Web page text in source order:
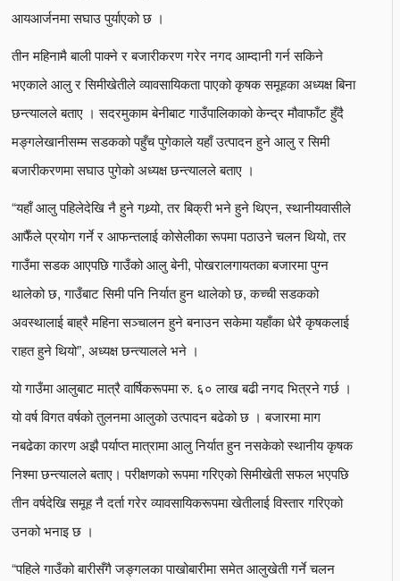
आयआर्जनमा सघाउ पुर्याएको छ ।
तीन महिनामै बाली पाक्ने र बजारीकरण गरेर नगद आम्दानी गर्न सकिने
भएकाले आलु र सिमीखेतीले व्यावसायिकता पाएको कृषक समूहका अध्यक्ष बिना
छन्त्यालले बताए । सदरमुकाम बेनीबाट गाउँपालिकाको केन्द्र मौवाफाँट हुँदै
मङ्गलेखानीसम्म सडकको पहुँच पुगेकाले यहाँ उत्पादन हुने आलु र सिमी
बजारीकरणमा सघाउ पुगेको अध्यक्ष छन्त्यालले बताए ।
“यहाँ आलु पहिलेदेखि नै हुने गथ्र्यो, तर बिक्री भने हुने थिएन, स्थानीयवासीले
आफैँले प्रयोग गर्ने र आफन्तलाई कोसेलीका रूपमा पठाउने चलन थियो, तर
गाउँमा सडक आएपछि गाउँको आलु बेनी, पोखरालगायतका बजारमा पुग्न
थालेको छ, गाउँबाट सिमी पनि निर्यात हुन थालेको छ, कच्ची सडकको
अवस्थालाई बाह्रै महिना सञ्चालन हुने बनाउन सकेमा यहाँका धेरै कृषकलाई
राहत हुने थियो”, अध्यक्ष छन्त्यालले भने ।
यो गाउँमा आलुबाट मात्रै वार्षिकरूपमा रु. ६० लाख बढी नगद भित्रने गर्छ ।
यो वर्ष विगत वर्षको तुलनमा आलुको उत्पादन बढेको छ । बजारमा माग
नबढेका कारण अझै पर्याप्त मात्रामा आलु निर्यात हुन नसकेको स्थानीय कृषक
निश्मा छन्त्यालले बताए। परीक्षणको रूपमा गरिएको सिमीखेती सफल भएपछि
तीन वर्षदेखि समूह नै दर्ता गरेर व्यावसायिकरूपमा खेतीलाई विस्तार गरिएको
उनको भनाइ छ ।
“पहिले गाउँको बारीसँगै जङ्गलका पाखोबारीमा समेत आलुखेती गर्ने चलन